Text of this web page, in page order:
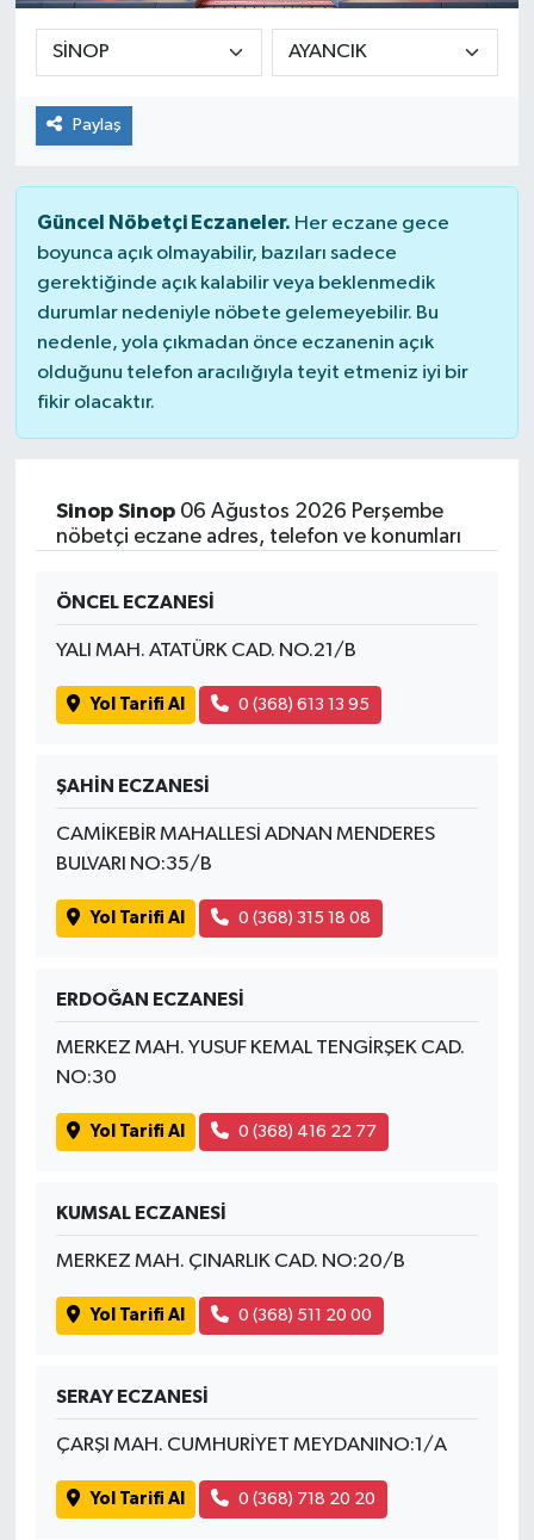
Paylaş
Güncel Nöbetçi Eczaneler. Her eczane gece
boyunca açık olmayabilir, bazıları sadece
gerektiğinde açık kalabilir veya beklenmedik
durumlar nedeniyle nöbete gelemeyebilir. Bu
nedenle, yola çıkmadan önce eczanenin açık
olduğunu telefon aracılığıyla teyit etmeniz iyi bir
fikir olacaktır.
Sinop Sinop06 Ağustos 2026 Perşembe
nöbetçi eczane adres, telefon ve konumları
ÖNCEL ECZANESİ
YALI MAH. ATATÜRK CAD. NO.21/B
Yol Tarifi Al 0 (368) 613 13 95
ŞAHİN ECZANESİ
CAMİKEBİR MAHALLESİ ADNAN MENDERES
BULVARI NO:35/B
Yol Tarifi Al 0 (368) 315 18 08
ERDOĞAN ECZANESİ
MERKEZ MAH. YUSUF KEMAL TENGİRŞEK CAD.
NO:30
Yol Tarifi Al 0 (368) 416 22 77
KUMSAL ECZANESİ
MERKEZ MAH. ÇINARLIK CAD. NO:20/B
Yol Tarifi Al 0 (368) 511 20 00
SERAY ECZANESİ
ÇARŞI MAH. CUMHURİYET MEYDANINO:1/A
Yol Tarifi Al 0 (368) 718 20 20
Sağlık
Siyaset
Teknoloji
Türkiye